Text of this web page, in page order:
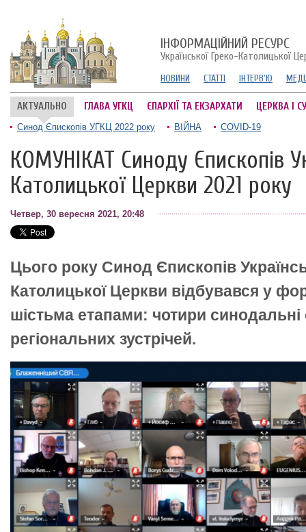
ІНФОРМАЦІЙНИЙ РЕСУРС
Української Греко-Католицької
НОВИНИ СТАТТІ ІНТЕРВ'Ю
АКТУАЛЬНО ГЛАВА УГКЦ ЄПАРХІЇ ТА ЕКЗАРХАТИ ЦЕРКВА І
Синод Єпископів УГКЦ 2022 року ВІЙНА COVID-19
КОМУНІКАТ Синоду Єпископів
Католицької Церкви 2021 року
Четвер, 30 вересня 2021, 20:48
Цього року Синод Єпископів
Католицької Церкви відбувався у
шістьма етапами: чотири синодальні
регіональних зустрічей.